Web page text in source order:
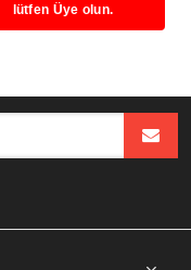
lütfen Üye olun.